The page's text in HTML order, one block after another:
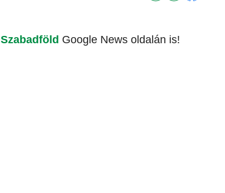
Szabadföld Google News oldalán is!